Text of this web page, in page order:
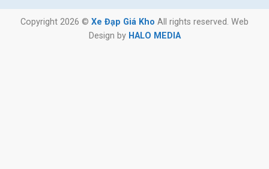
Copyright 2026 © Xe Đạp Giá Kho All rights reserved. Web
Design by HALO MEDIA